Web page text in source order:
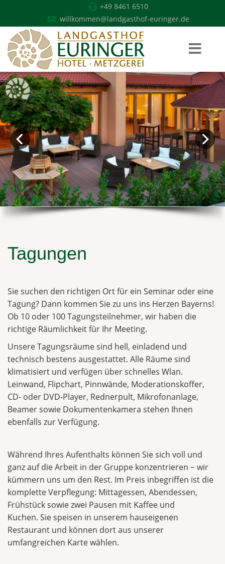
+49 8461 6510
willkommen@landgasthof-euringer.de
Tagungen
Sie suchen den richtigen Ort für ein Seminar oder eine
Tagung? Dann kommen Sie zu uns ins Herzen Bayerns!
Ob 10 oder 100 Tagungsteilnehmer, wir haben die
richtige Räumlichkeit für Ihr Meeting.
Unsere Tagungsräume sind hell, einladend und
technisch bestens ausgestattet. Alle Räume sind
klimatisiert und verfügen über schnelles Wlan.
Leinwand, Flipchart, Pinnwände, Moderationskoffer,
CD- oder DVD-Player, Rednerpult, Mikrofonanlage,
Beamer sowie Dokumentenkamera stehen Ihnen
ebenfalls zur Verfügung.
Während Ihres Aufenthalts können Sie sich voll und
ganz auf die Arbeit in der Gruppe konzentrieren − wir
kümmern uns um den Rest. Im Preis inbegriffen ist die
komplette Verpflegung: Mittagessen, Abendessen,
Frühstück sowie zwei Pausen mit Kaffee und
Kuchen. Sie speisen in unserem hauseigenen
Restaurant und können dort aus unserer
umfangreichen Karte wählen.